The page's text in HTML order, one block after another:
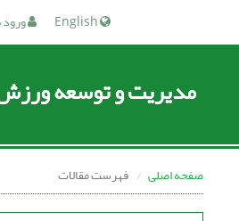
ورود
مدیریت و توسعه
صفحه اصلی فهرست مقالات